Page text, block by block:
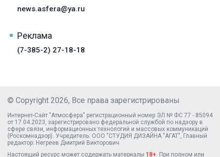
news.asfera@ya.ru
Реклама
(7-385-2) 27-18-18
© Copyright 2026, Все права зарегистрированы
Интернет-Сайт "Атмосфера" регистрационный номер ЭЛ № ФС 77 - 85094
от 17.04.2023, зарегистрировано федеральной службой по надзору в
сфере связи, информационных технологий и массовых коммуникаций
(Роскомнадзор). Учредитель: ООО "СТУДИЯ ДИЗАЙНА "АГАТ", Главный
редактор: Негреев Дмитрий Викторович
Настоящий ресурс может содержать материалы 18+ . При полном или